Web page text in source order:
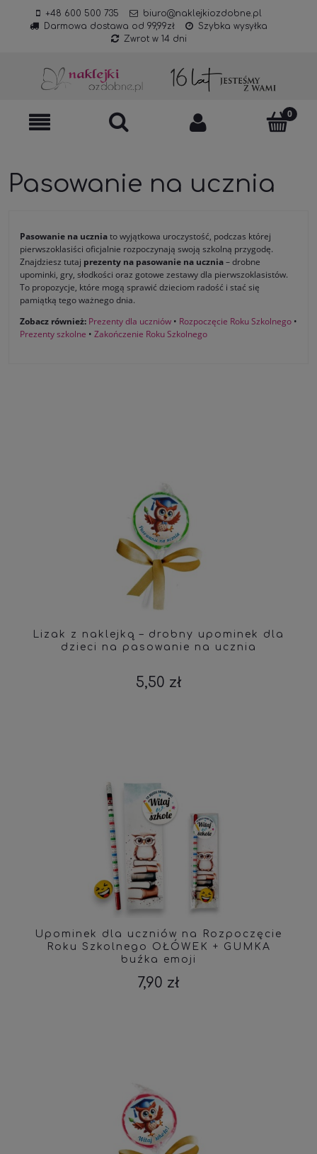
+48 600 500 735
biuro@naklejkiozdobne.pl
Darmowa dostawa od 99,99zł
Szybka wysyłka
Zwrot w 14 dni
Pasowanie na ucznia
Pasowanie na uczniato wyjątkowa uroczystość, podczas której
pierwszoklasiści oficjalnie rozpoczynają swoją szkolną przygodę.
Znajdziesz tutaj prezenty na pasowanie na ucznia– drobne
upominki, gry, słodkości oraz gotowe zestawy dla pierwszoklasistów.
To propozycje, które mogą sprawić dzieciom radość i stać się
pamiątką tego ważnego dnia.
Zobacz również: Prezenty dla uczniów • Rozpoczęcie Roku Szkolnego •
Prezenty szkolne • Zakończenie Roku Szkolnego
Lizak z naklejką – drobny upominek dla
dzieci na pasowanie na ucznia
5,50 zł
Upominek dla uczniów na Rozpoczęcie
Roku Szkolnego OŁÓWEK + GUMKA
buźka emoji
7,90 zł